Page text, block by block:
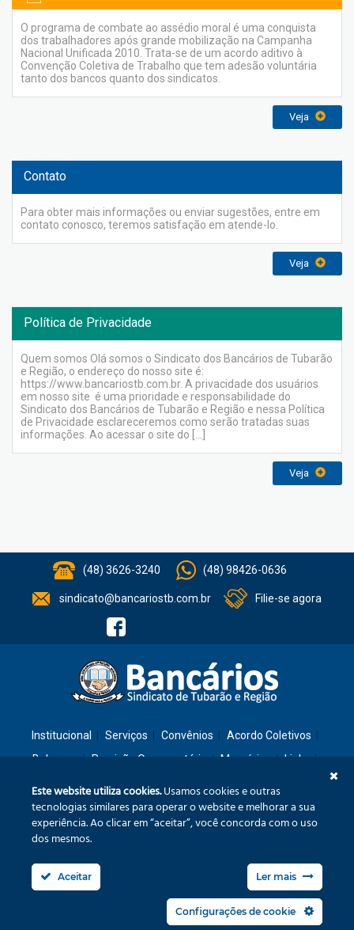
O programa de combate ao assédio moral é uma conquista
dos trabalhadores após grande mobilização na Campanha
Nacional Unificada 2010. Trata-se de um acordo aditivo à
Convenção Coletiva de Trabalho que tem adesão voluntária
tanto dos bancos quanto dos sindicatos.
Veja
Contato
Para obter mais informações ou enviar sugestões, entre em
contato conosco, teremos satisfação em atende-lo.
Veja
Política de Privacidade
Quem somos Olá somos o Sindicato dos Bancários de Tubarão
e Região, o endereço do nosso site é:
https://www.bancariostb.com.br. A privacidade dos usuários
em nosso site é uma prioridade e responsabilidade do
Sindicato dos Bancários de Tubarão e Região e nessa Política
de Privacidade esclareceremos como serão tratadas suas
informações. Ao acessar o site do […]
Veja
(48) 3626-3240 (48) 98426-0636
sindicato@bancariostb.com.br Filie-se agora
Institucional Serviços Convênios
Acordo Coletivos
Balanços
Previsão Orçamentária Memórias
Links
Rua: São José, 36 – Ed. Cláudia – Térreo – Tubarão/SC – CEP: 88701-260
Fone/Fax: (48) 3626-3240 sindicato@bancariostb.com.br
Política de Privacidade
Este website utiliza cookies.Usamos cookies e outras
tecnologias similares para operar o website e melhorar a sua
experiência. Ao clicar em “aceitar”, você concorda com o uso
dos mesmos.
Aceitar Ler mais
Configurações de cookie